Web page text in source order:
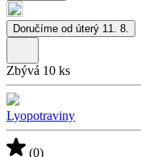
Doručíme od úterý 11. 8.
Zbývá 10 ks
Lyopotraviny
(0)